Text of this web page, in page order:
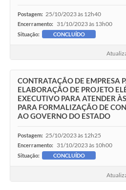
Postagem: 25/10/2023 às 12h40
Encerramento: 31/10/2023 às 13h00
Situação: CONCLUÍDO
CONTRATAÇÃO DE EMPRESA
ELABORAÇÃO DE PROJETO
EXECUTIVO PARA ATENDER
PARA FORMALIZAÇÃO DE
AO GOVERNO DO ESTADO
Postagem: 25/10/2023 às 12h25
Encerramento: 31/10/2023 às 10h00
Situação: CONCLUÍDO